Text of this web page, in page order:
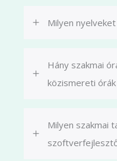
Milyen
Hány szakmai
közismereti
Milyen szakmai